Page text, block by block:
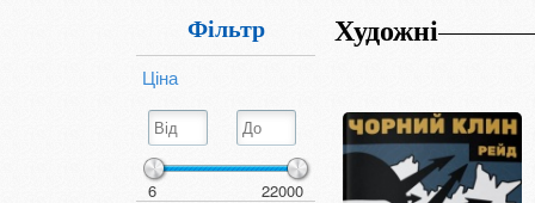
Фільтр
Ціна
22000
6
Художні